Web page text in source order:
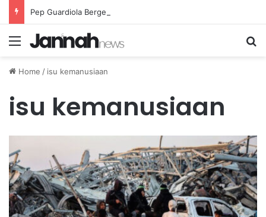
Menu
Home / isu kemanusiaan
isu kemanusiaan